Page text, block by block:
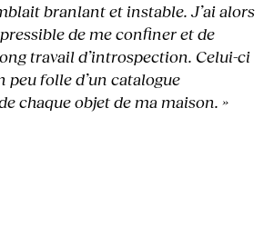
branlant et instable. J’ai alors
de me confiner et de
travail d’introspection. Celui-ci
peu folle d’un catalogue
chaque objet de ma maison. »